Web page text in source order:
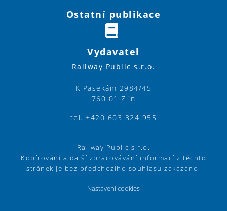
Ostatní publikace
Vydavatel
Railway Public s.r.o.
K Pasekám 2984/45
760 01 Zlín
tel. +420 603 824 955
Railway Public s.r.o.
Kopírování a další zpracovávání informací z těchto
stránek je bez předchozího souhlasu zakázáno.
Nastavení cookies